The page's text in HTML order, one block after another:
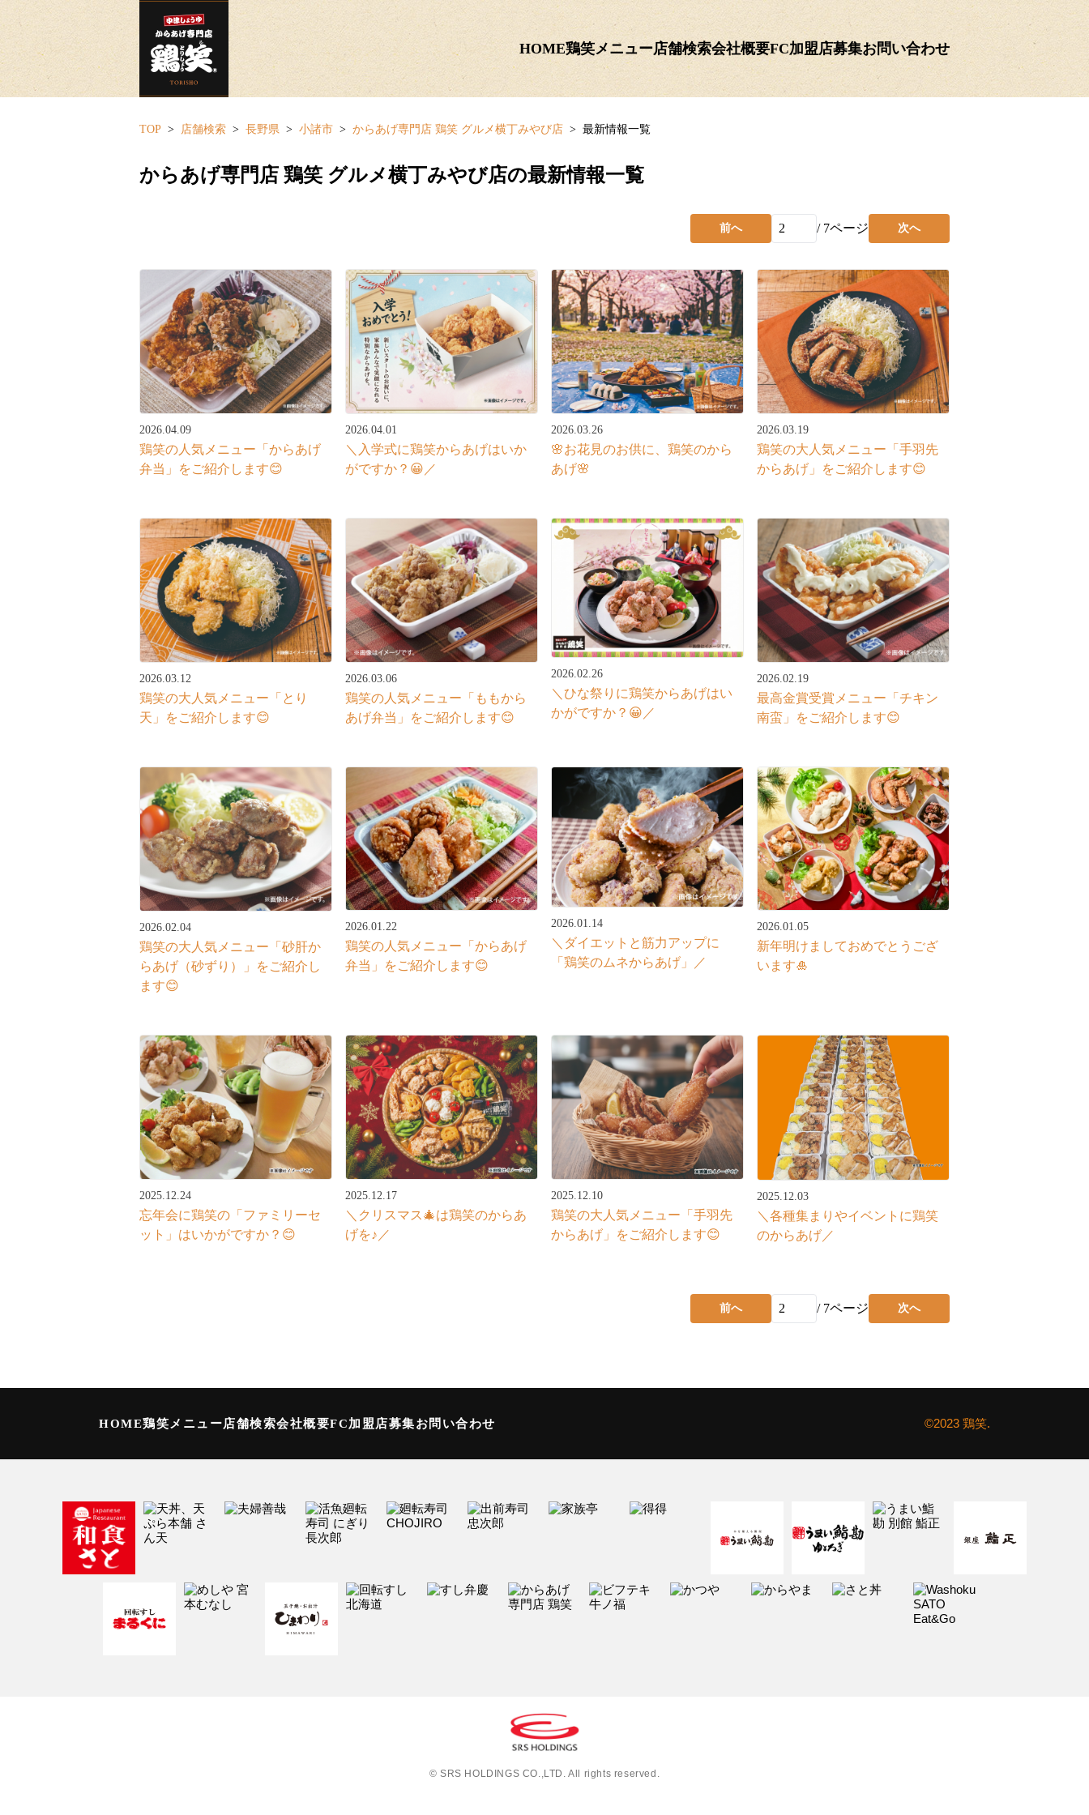
HOME鶏笑メニュー店舗検索会社概要FC加盟店募集お問い合わせ
TOP 店舗検索 長野県 小諸市 からあげ専門店 鶏笑 グルメ横丁みやび店 最新情報一覧
からあげ専門店 鶏笑 グルメ横丁みやび店の最新情報一覧
前へ / 7ページ 次へ
2026.04.09
鶏笑の人気メニュー「からあげ
弁当」をご紹介します😊
2026.04.01
＼入学式に鶏笑からあげはいか
がですか？😀／
2026.03.26
🌸お花見のお供に、鶏笑のから
あげ🌸
2026.03.19
鶏笑の大人気メニュー「手羽先
からあげ」をご紹介します😊
2026.03.12
鶏笑の大人気メニュー「とり
天」をご紹介します😊
2026.03.06
鶏笑の人気メニュー「ももから
あげ弁当」をご紹介します😊
2026.02.26
＼ひな祭りに鶏笑からあげはい
かがですか？😀／
2026.02.19
最高金賞受賞メニュー「チキン
南蛮」をご紹介します😊
2026.02.04
鶏笑の大人気メニュー「砂肝か
らあげ（砂ずり）」をご紹介し
ます😊
2026.01.22
鶏笑の人気メニュー「からあげ
弁当」をご紹介します😊
2026.01.14
＼ダイエットと筋力アップに
「鶏笑のムネからあげ」／
2026.01.05
新年明けましておめでとうござ
います🎍
2025.12.24
忘年会に鶏笑の「ファミリーセ
ット」はいかがですか？😊
2025.12.17
＼クリスマス🎄は鶏笑のからあ
げを♪／
2025.12.10
鶏笑の大人気メニュー「手羽先
からあげ」をご紹介します😊
2025.12.03
＼各種集まりやイベントに鶏笑
のからあげ／
前へ / 7ページ 次へ
HOME鶏笑メニュー店舗検索会社概要FC加盟店募集お問い合わせ ©2023 鶏笑.
© SRS HOLDINGS CO.,LTD. All rights reserved.